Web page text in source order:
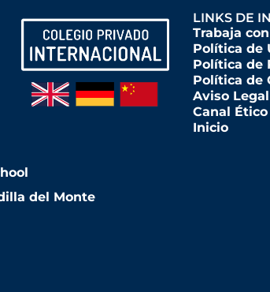
del Monte
LINKS DE
Trabaja
Política de
Política de
Política de
Aviso Legal
Canal Ético
Inicio